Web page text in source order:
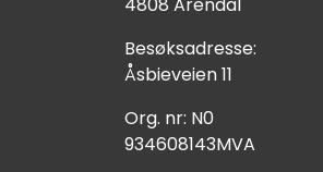
Besøksadresse:
Åsbieveien 11
Org. nr: N0
934608143MVA